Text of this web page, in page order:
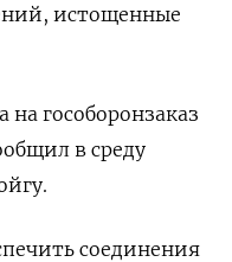
истощенные
на гособоронзаказ
в среду
соединения